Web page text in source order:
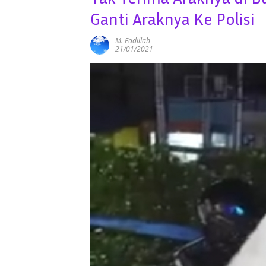
Ganti Araknya Ke Polisi
M. Fadillah
21/01/2021